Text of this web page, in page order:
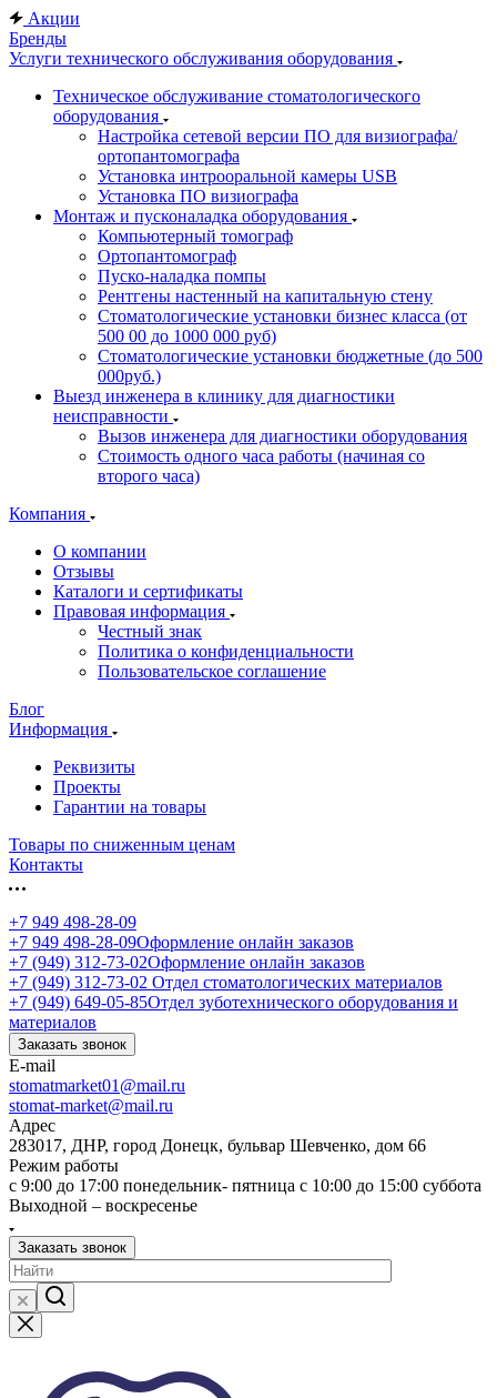
Акции
Бренды
Услуги технического обслуживания оборудования
Техническое обслуживание стоматологического
оборудования
Настройка сетевой версии ПО для визиографа/
ортопантомографа
Установка интрооральной камеры USB
Установка ПО визиографа
Монтаж и пусконаладка оборудования
Компьютерный томограф
Ортопантомограф
Пуско-наладка помпы
Рентгены настенный на капитальную стену
Стоматологические установки бизнес класса (от
500 00 до 1000 000 руб)
Стоматологические установки бюджетные (до 500
000руб.)
Выезд инженера в клинику для диагностики
неисправности
Вызов инженера для диагностики оборудования
Стоимость одного часа работы (начиная со
второго часа)
Компания
О компании
Отзывы
Каталоги и сертификаты
Правовая информация
Честный знак
Политика о конфиденциальности
Пользовательское соглашение
Блог
Информация
Реквизиты
Проекты
Гарантии на товары
Товары по сниженным ценам
Контакты
+7 949 498-28-09
+7 949 498-28-09Оформление онлайн заказов
+7 (949) 312-73-02Оформление онлайн заказов
+7 (949) 312-73-02 Отдел стоматологических материалов
+7 (949) 649-05-85Отдел зуботехнического оборудования и
материалов
Заказать звонок
E-mail
stomatmarket01@mail.ru
stomat-market@mail.ru
Адрес
283017, ДНР, город Донецк, бульвар Шевченко, дом 66
Режим работы
с 9:00 до 17:00 понедельник- пятница с 10:00 до 15:00 суббота
Выходной – воскресенье
Заказать звонок